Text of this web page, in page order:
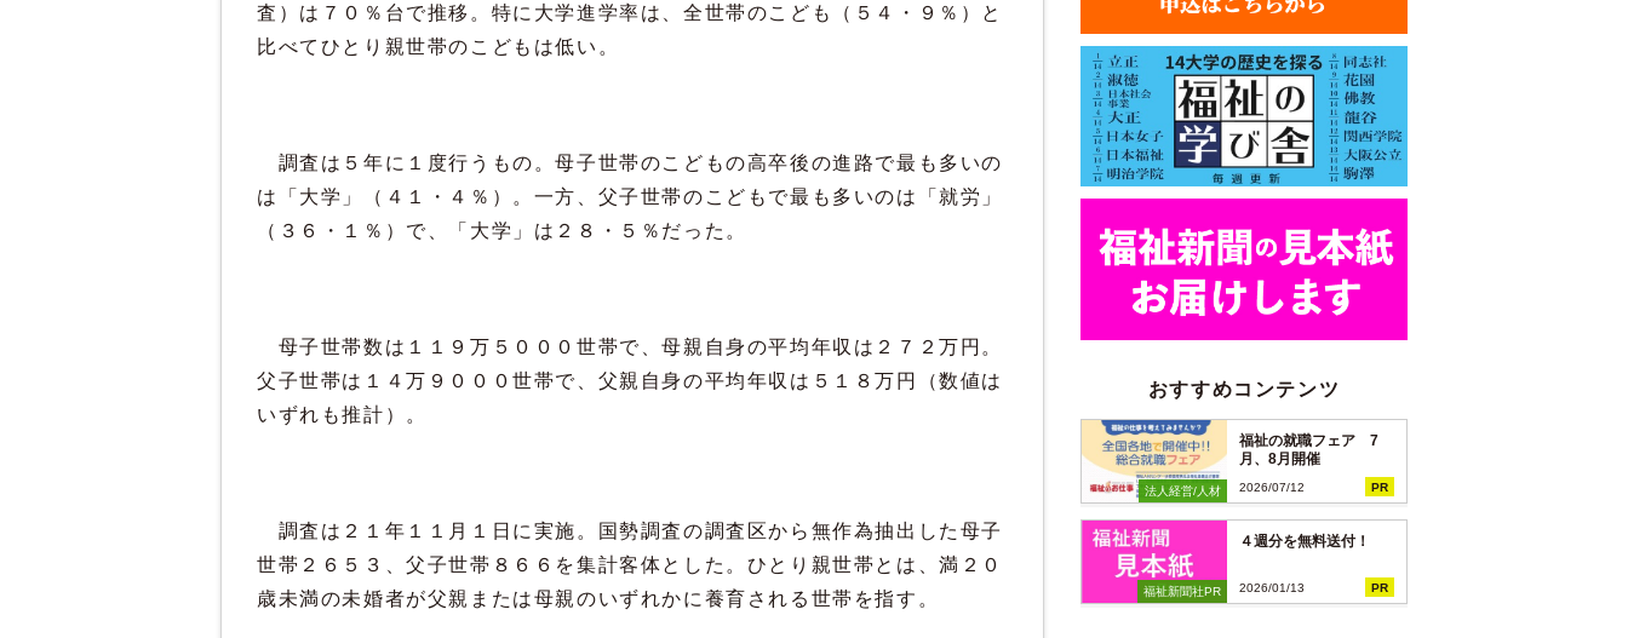
査）は７０％台で推移。特に大学進学率は、全世帯のこども（５４・９％）と
比べてひとり親世帯のこどもは低い。
調査は５年に１度行うもの。母子世帯のこどもの高卒後の進路で最も多いの
は「大学」（４１・４％）。一方、父子世帯のこどもで最も多いのは「就労」
（３６・１％）で、「大学」は２８・５％だった。
母子世帯数は１１９万５０００世帯で、母親自身の平均年収は２７２万円。
父子世帯は１４万９０００世帯で、父親自身の平均年収は５１８万円（数値は
いずれも推計）。
調査は２１年１１月１日に実施。国勢調査の調査区から無作為抽出した母子
世帯２６５３、父子世帯８６６を集計客体とした。ひとり親世帯とは、満２０
歳未満の未婚者が父親または母親のいずれかに養育される世帯を指す。
おすすめコンテンツ
法人経営/人材
福祉の就職フェア 7
月、8月開催
2026/07/12 PR
福祉新聞社PR
４週分を無料送付！
2026/01/13 PR